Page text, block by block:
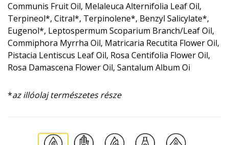
Communis Fruit Oil, Melaleuca Alternifolia Leaf Oil,
Terpineol*, Citral*, Terpinolene*, Benzyl Salicylate*,
Eugenol*, Leptospermum Scoparium Branch/Leaf Oil,
Commiphora Myrrha Oil, Matricaria Recutita Flower Oil,
Pistacia Lentiscus Leaf Oil, Rosa Centifolia Flower Oil,
Rosa Damascena Flower Oil, Santalum Album Oi
*az illóolaj természetes része